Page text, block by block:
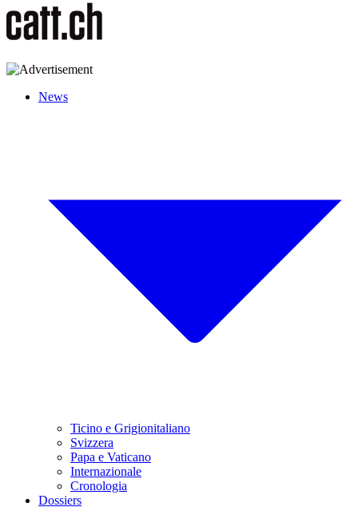
News
Ticino e Grigionitaliano
Svizzera
Papa e Vaticano
Internazionale
Cronologia
Dossiers